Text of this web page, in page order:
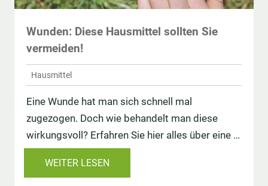
Wunden: Diese Hausmittel sollten Sie
vermeiden!
Hausmittel
Eine Wunde hat man sich schnell mal
zugezogen. Doch wie behandelt man diese
wirkungsvoll? Erfahren Sie hier alles über eine …
WEITER LESEN